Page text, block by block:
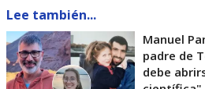
Lee también...
Manuel
padre de
debe